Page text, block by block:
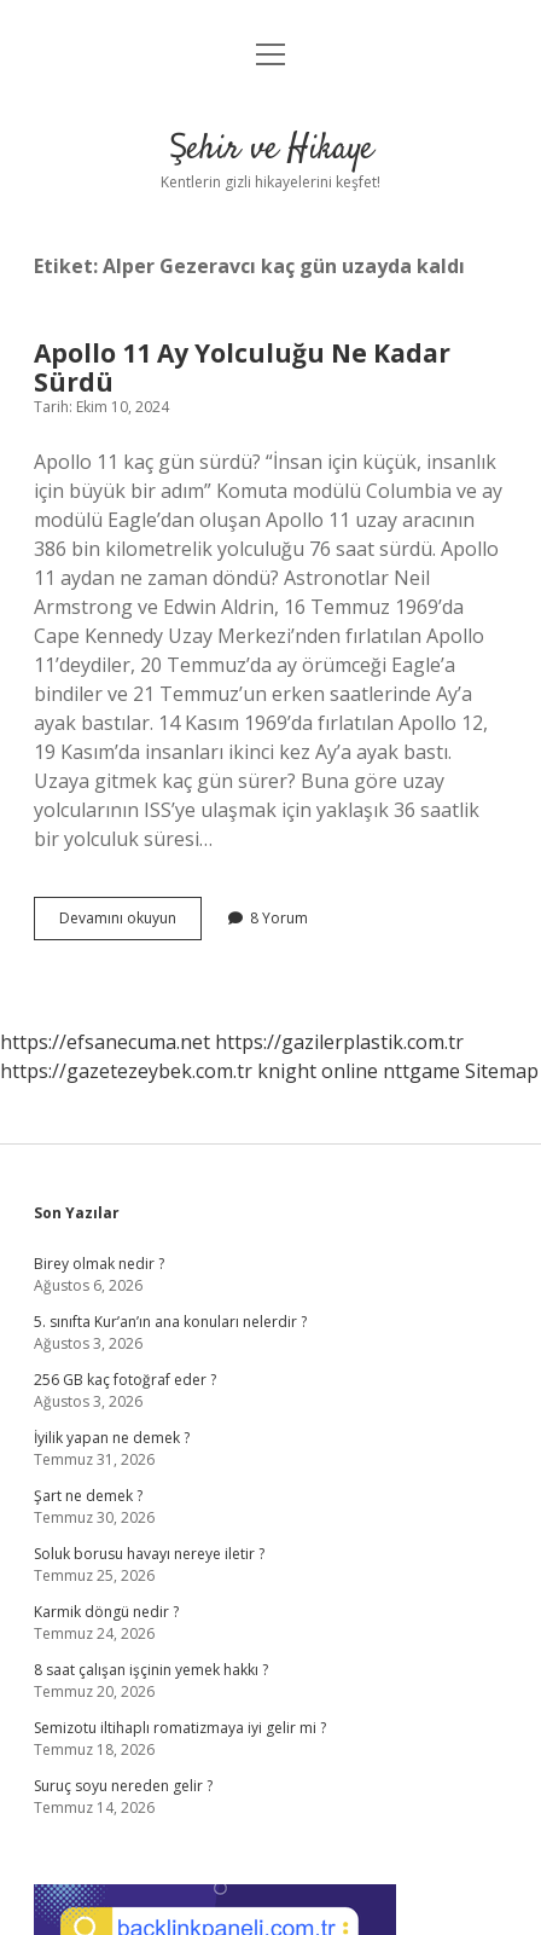
Anasayfa
Yasal Uyarı
menüyü
Şehir ve Hikaye
Kentlerin gizli hikayelerini keşfet!
Etiket:Alper Gezeravcı kaç gün uzayda kaldı
Apollo 11 Ay Yolculuğu Ne Kadar
Sürdü
Tarih: Ekim 10, 2024
Apollo 11 kaç gün sürdü? “İnsan için küçük, insanlık
için büyük bir adım” Komuta modülü Columbia ve ay
modülü Eagle’dan oluşan Apollo 11 uzay aracının
386 bin kilometrelik yolculuğu 76 saat sürdü. Apollo
11 aydan ne zaman döndü? Astronotlar Neil
Armstrong ve Edwin Aldrin, 16 Temmuz 1969’da
Cape Kennedy Uzay Merkezi’nden fırlatılan Apollo
11’deydiler, 20 Temmuz’da ay örümceği Eagle’a
bindiler ve 21 Temmuz’un erken saatlerinde Ay’a
ayak bastılar. 14 Kasım 1969’da fırlatılan Apollo 12,
19 Kasım’da insanları ikinci kez Ay’a ayak bastı.
Uzaya gitmek kaç gün sürer? Buna göre uzay
yolcularının ISS’ye ulaşmak için yaklaşık 36 saatlik
bir yolculuk süresi…
Devamını okuyun
11
Sürdü
8 Yorum
https://efsanecuma.net https://gazilerplastik.com.tr
https://gazetezeybek.com.tr knight online nttgame Sitemap
Sidebar
Son Yazılar
Birey olmak nedir ?
Ağustos 6, 2026
5. sınıfta Kur’an’ın ana konuları nelerdir ?
Ağustos 3, 2026
256 GB kaç fotoğraf eder ?
Ağustos 3, 2026
İyilik yapan ne demek ?
Temmuz 31, 2026
Şart ne demek ?
Temmuz 30, 2026
Soluk borusu havayı nereye iletir ?
Temmuz 25, 2026
Karmik döngü nedir ?
Temmuz 24, 2026
8 saat çalışan işçinin yemek hakkı ?
Temmuz 20, 2026
Semizotu iltihaplı romatizmaya iyi gelir mi ?
Temmuz 18, 2026
Suruç soyu nereden gelir ?
Temmuz 14, 2026